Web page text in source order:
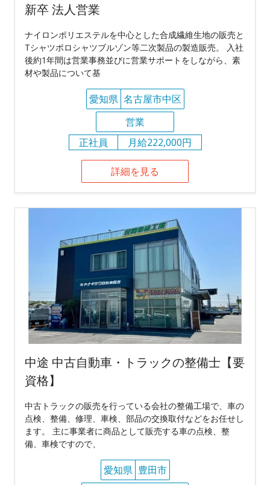
新卒 法人営業
ナイロンポリエステルを中心とした合成繊維生地の販売と
Tシャツポロシャツブルゾン等二次製品の製造販売。 入社
後約1年間は営業事務並びに営業サポートをしながら、素
材や製品について基
愛知県 名古屋市中区
営業
正社員
月給222,000円
詳細を見る
中途 中古自動車・トラックの整備士【要
資格】
中古トラックの販売を行っている会社の整備工場で、車の
点検、整備、修理、車検、部品の交換取付などをお任せし
ます。 主に事業者に商品として販売する車の点検、整
備、車検ですので、
愛知県 豊田市